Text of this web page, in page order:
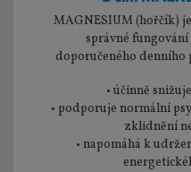
MAGNESIUM (hořčík)
správné
doporučeného
• účinně
• podporuje normální
zklidnění
• napomáhá k